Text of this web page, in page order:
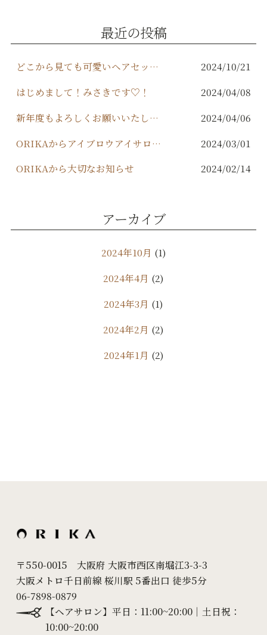
o
k
最近の投稿
どこから見ても可愛いヘアセットはORIKAで！
2024/10/21
はじめまして！みさきです♡！
2024/04/08
新年度もよろしくお願いいたします✨️
2024/04/06
ORIKAからアイブロウアイサロンが出来ます！
2024/03/01
ORIKAから大切なお知らせ
2024/02/14
アーカイブ
2024年10月 (1)
2024年4月 (2)
2024年3月 (1)
2024年2月 (2)
2024年1月 (2)
2023年7月(4)
2023年4月(5)
2023年3月(6)
2023年2月(5)
〒550-0015 大阪府 大阪市西区南堀江3-3-3
大阪メトロ千日前線 桜川駅 5番出口 徒歩5分
06-7898-0879
【ヘアサロン】平日：11:00~20:00｜土日祝：
10:00~20:00